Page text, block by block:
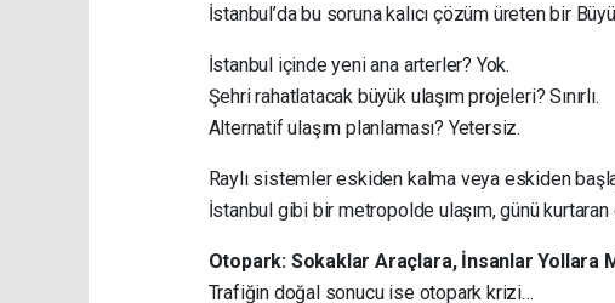
İstanbul’da bu soruna kalıcı çözüm üreten bir
İstanbul içinde yeni ana arterler? Yok.
Şehri rahatlatacak büyük ulaşım projeleri? Sınırlı.
Alternatif ulaşım planlaması? Yetersiz.
Raylı sistemler eskiden kalma veya eskiden
İstanbul gibi bir metropolde ulaşım, günü
Otopark: Sokaklar Araçlara, İnsanlar Yollara
Trafiğin doğal sonucu ise otopark krizi…